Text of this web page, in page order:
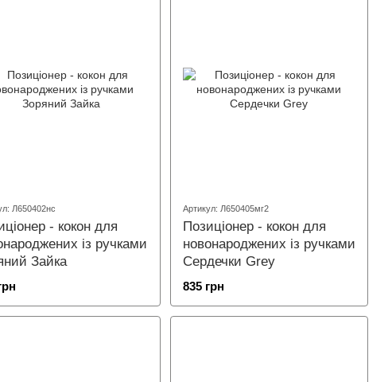
Л650402нс
- кокон для
із ручками
Зайка
Артикул: Л650405мг2
Позиціонер - кокон для
новонароджених із ручками
Сердечки Grey
835 грн